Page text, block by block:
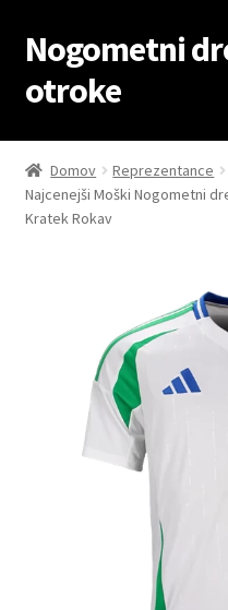
Skip
to
navigation
Skip
to
content
Nogometni
otroke
Domov
Blog
Moj račun
Trgovina
Domov Reprezentance
Najcenejši Moški Nogometni
Kratek Rokav